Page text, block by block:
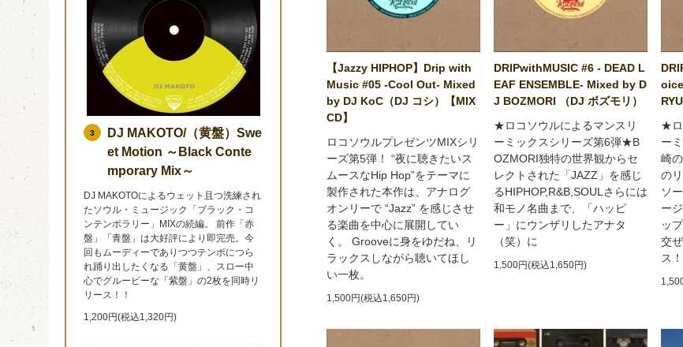
【Jazzy HIPHOP】Drip with
Music #05 -Cool Out- Mixed
by DJ KoC（DJ コシ）【MIX
CD】
ロコソウルプレゼンツMIXシリ
ーズ第5弾！ “夜に聴きたいス
ムースなHip Hop”をテーマに
製作された本作は、アナログ
オンリーで “Jazz” を感じさせ
る楽曲を中心に展開してい
く。 Grooveに身をゆだね、リ
ラックスしながら聴いてほし
い一枚。
1,500円(税込1,650円)
DRIPwithMUSIC #6 - DEAD L
EAF ENSEMBLE- Mixed by D
J BOZMORI （DJ ボズモリ）
★ロコソウルによるマンスリ
ーミックスシリーズ第6弾★B
OZMORI独特の世界観からセ
レクトされた「JAZZ」を感じ
るHIPHOP,R&B,SOULさらには
和モノ名曲まで、「ハッピ
ー」にウンザリしたアナタ
（笑）に
1,500円(税込1,650円)
★ロ
ー
崎
の
ソ
ー
ッ
交
ス！
3
DJ MAKOTO/（黄盤）Swe
et Motion ～Black Conte
mporary Mix～
DJ MAKOTOによるウェット且つ洗練され
たソウル・ミュージック「ブラック・コ
ンテンポラリー」MIXの続編。 前作「赤
盤」「青盤」は大好評により即完売。今
回もムーディーでありつつテンポにつら
れ踊り出したくなる「黄盤」、スロー中
心でグルービーな「紫盤」の2枚を同時リ
リース！！
1,200円(税込1,320円)